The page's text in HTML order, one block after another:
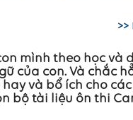
>>
mình theo học và
của con. Và chắc
và bổ ích cho các
bộ tài liệu ôn thi